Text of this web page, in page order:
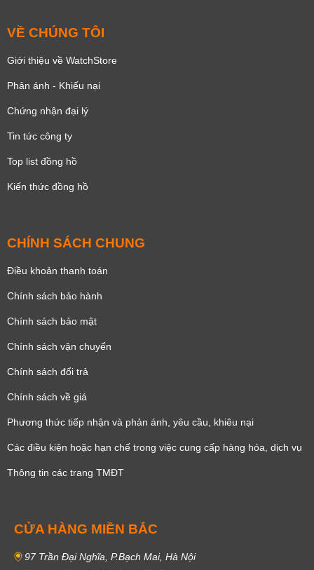
VỀ CHÚNG TÔI
Giới thiệu về WatchStore
Phản ánh - Khiếu nại
Chứng nhận đại lý
Tin tức công ty
Top list đồng hồ
Kiến thức đồng hồ
CHÍNH SÁCH CHUNG
Điều khoản thanh toán
Chính sách bảo hành
Chính sách bảo mật
Chính sách vận chuyển
Chính sách đổi trả
Chính sách về giá
Phương thức tiếp nhận và phản ánh, yêu cầu, khiêu nại
Các điều kiện hoặc hạn chế trong việc cung cấp hàng hóa, dịch vụ
Thông tin các trang TMĐT
CỬA HÀNG MIỀN BẮC
97 Trần Đại Nghĩa, P.Bạch Mai, Hà Nội